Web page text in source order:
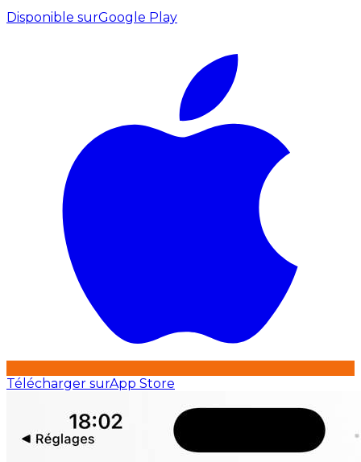
Disponible surGoogle Play
Télécharger surApp Store